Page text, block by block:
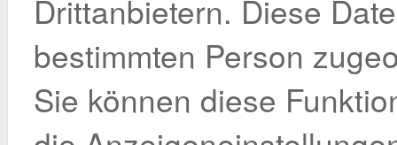
Drittanbietern. Diese
bestimmten Person
Sie können diese